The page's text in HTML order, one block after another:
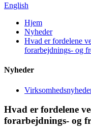
English
Hjem
Nyheder
Hvad er fordelene
forarbejdnings- og
Nyheder
Hvad er fordelene
forarbejdnings- og